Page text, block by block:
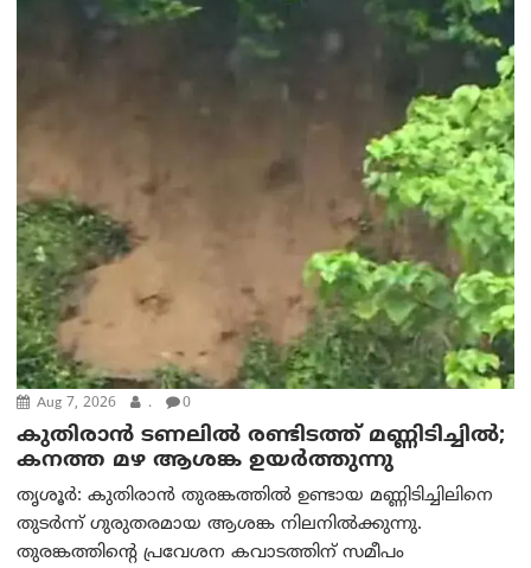
Aug 7, 2026 . 0
കുതിരാൻ ടണലിൽ രണ്ടിടത്ത് മണ്ണിടിച്ചിൽ;
കനത്ത മഴ ആശങ്ക ഉയർത്തുന്നു
തൃശൂർ: കുതിരാൻ തുരങ്കത്തിൽ ഉണ്ടായ മണ്ണിടിച്ചിലിനെ
തുടർന്ന് ഗുരുതരമായ ആശങ്ക നിലനിൽക്കുന്നു.
തുരങ്കത്തിന്റെ പ്രവേശന കവാടത്തിന് സമീപം